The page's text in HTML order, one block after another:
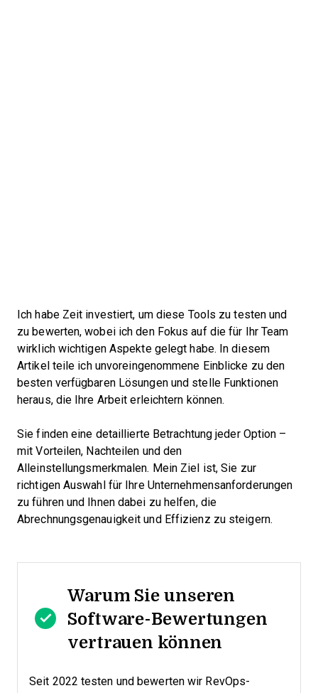
Ich habe Zeit investiert, um diese Tools zu testen und
zu bewerten, wobei ich den Fokus auf die für Ihr Team
wirklich wichtigen Aspekte gelegt habe. In diesem
Artikel teile ich unvoreingenommene Einblicke zu den
besten verfügbaren Lösungen und stelle Funktionen
heraus, die Ihre Arbeit erleichtern können.
Sie finden eine detaillierte Betrachtung jeder Option –
mit Vorteilen, Nachteilen und den
Alleinstellungsmerkmalen. Mein Ziel ist, Sie zur
richtigen Auswahl für Ihre Unternehmensanforderungen
zu führen und Ihnen dabei zu helfen, die
Abrechnungsgenauigkeit und Effizienz zu steigern.
Warum Sie unseren
Software-Bewertungen
vertrauen können
Seit 2022 testen und bewerten wir RevOps-